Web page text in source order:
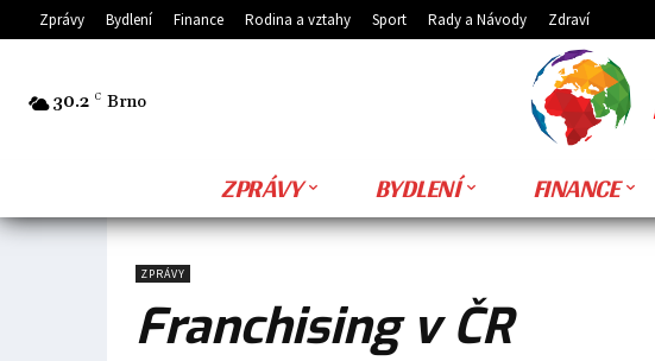
Zprávy Bydlení Finance Rodina a vztahy Sport Rady a Návody Zdraví
30.2 C Brno
ZPRÁVY BYDLENÍ FINANCE
ZPRÁVY
Franchising v ČR